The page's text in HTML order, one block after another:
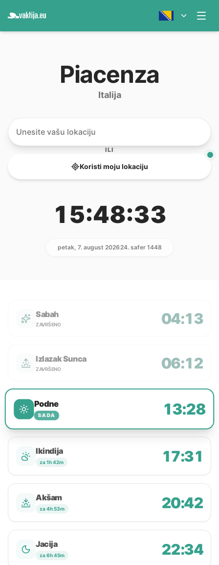
Piacenza
Italija
ILI
Koristi moju lokaciju
15:48:33
petak, 7. august 202624. safer 1448
Sabah
ZAVRŠENO 04:13
Izlazak Sunca
ZAVRŠENO 06:12
Podne
SADA 13:28
Ikindija
za 1h 42m 17:31
Akšam
za 4h 53m 20:42
Jacija
za 6h 45m 22:34